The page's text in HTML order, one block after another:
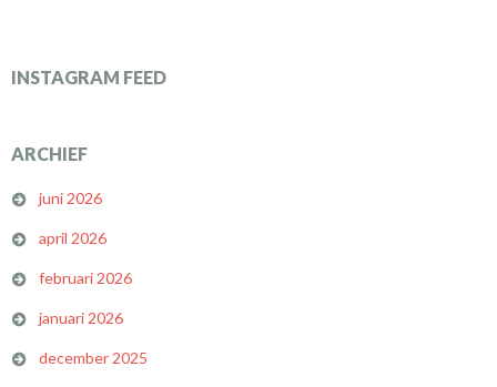
INSTAGRAM FEED
ARCHIEF
juni 2026
april 2026
februari 2026
januari 2026
december 2025